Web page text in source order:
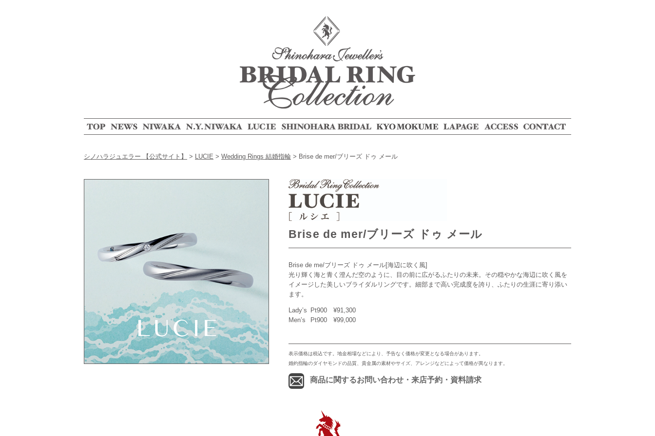
シノハラジュエラー 【公式サイト】 > LUCIE > Wedding Rings 結婚指輪 > Brise de mer/ブリーズ ドゥ メール
Brise de mer/ブリーズ ドゥ メール
Brise de me/ブリーズ ドゥ メール[海辺に吹く風]
光り輝く海と青く澄んだ空のように、目の前に広がるふたりの未来。その穏やかな海辺に吹く風を
イメージした美しいブライダルリングです。細部まで高い完成度を誇り、ふたりの生涯に寄り添い
ます。
Lady’s Pt900
¥91,300
Men’s
Pt900 ¥99,000
表示価格は税込です。地金相場などにより、予告なく価格が変更となる場合があります。
婚約指輪のダイヤモンドの品質、貴金属の素材やサイズ、アレンジなどによって価格が異なります。
商品に関するお問い合わせ・来店予約・資料請求